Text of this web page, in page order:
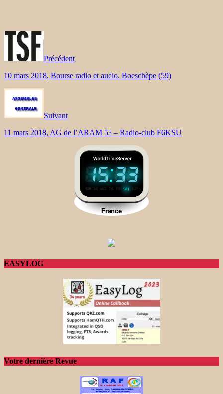
Précédent
10 mars 2018, Bourse radio et audio. Boeschèpe (59)
Suivant
11 mars 2018, AG de l’ARAM 53 – Radio-club F6KSU
EASYLOG
Votre dernière Revue